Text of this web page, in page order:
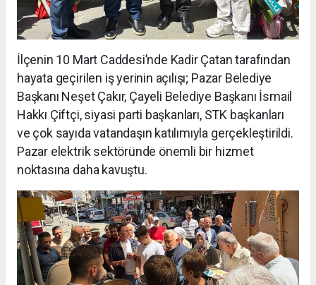
İlçenin 10 Mart Caddesi’nde Kadir Çatan tarafından
hayata geçirilen iş yerinin açılışı; Pazar Belediye
Başkanı Neşet Çakır, Çayeli Belediye Başkanı İsmail
Hakkı Çiftçi, siyasi parti başkanları, STK başkanları
ve çok sayıda vatandaşın katılımıyla gerçekleştirildi.
Pazar elektrik sektöründe önemli bir hizmet
noktasına daha kavuştu.